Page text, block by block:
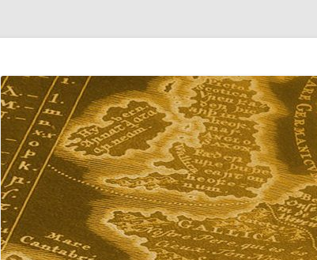
SPRACHLOG